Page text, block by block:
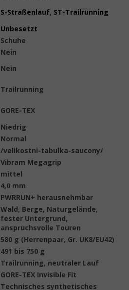
S-Straßenlauf, ST-Trailrunning
Unbesetzt
Schuhe
Nein
Nein
Trailrunning
GORE-TEX
Niedrig
Normal
/velikostni-tabulka-saucony/
Vibram Megagrip
mittel
4,0 mm
PWRRUN+ herausnehmbar
Wald, Berge, Naturgelände,
fester Untergrund,
anspruchsvolle Touren
580 g (Herrenpaar, Gr. UK8/EU42)
491 bis 750 g
Trailrunning, neutraler Lauf
GORE-TEX Invisible Fit
Technisches synthetisches